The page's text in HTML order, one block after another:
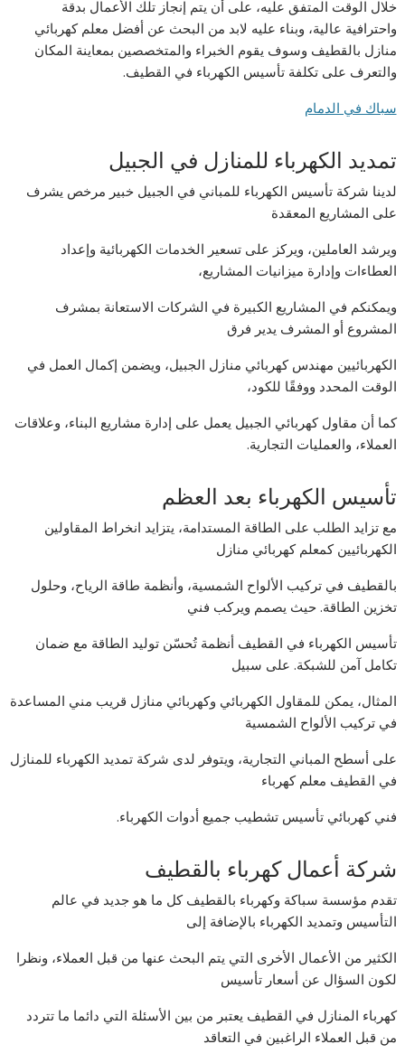
خلال الوقت المتفق عليه، على أن يتم إنجاز تلك الأعمال بدقة
واحترافية عالية، وبناء عليه لابد من البحث عن أفضل معلم كهربائي
منازل بالقطيف وسوف يقوم الخبراء والمتخصصين بمعاينة المكان
والتعرف على تكلفة تأسيس الكهرباء في القطيف.
سباك في الدمام
تمديد الكهرباء للمنازل في الجبيل
لدينا شركة تأسيس الكهرباء للمباني في الجبيل خبير مرخص يشرف
على المشاريع المعقدة
ويرشد العاملين، ويركز على تسعير الخدمات الكهربائية وإعداد
العطاءات وإدارة ميزانيات المشاريع،
ويمكنكم في المشاريع الكبيرة في الشركات الاستعانة بمشرف
المشروع أو المشرف يدير فرق
الكهربائيين مهندس كهربائي منازل الجبيل، ويضمن إكمال العمل في
الوقت المحدد ووفقًا للكود،
كما أن مقاول كهربائي الجبيل يعمل على إدارة مشاريع البناء، وعلاقات
العملاء، والعمليات التجارية.
تأسيس الكهرباء بعد العظم
مع تزايد الطلب على الطاقة المستدامة، يتزايد انخراط المقاولين
الكهربائيين كمعلم كهربائي منازل
بالقطيف في تركيب الألواح الشمسية، وأنظمة طاقة الرياح، وحلول
تخزين الطاقة. حيث يصمم ويركب فني
تأسيس الكهرباء في القطيف أنظمة تُحسّن توليد الطاقة مع ضمان
تكامل آمن للشبكة. على سبيل
المثال، يمكن للمقاول الكهربائي وكهربائي منازل قريب مني المساعدة
في تركيب الألواح الشمسية
على أسطح المباني التجارية، ويتوفر لدى شركة تمديد الكهرباء للمنازل
في القطيف معلم كهرباء
فني كهربائي تأسيس تشطيب جميع أدوات الكهرباء.
شركة أعمال كهرباء بالقطيف
تقدم مؤسسة سباكة وكهرباء بالقطيف كل ما هو جديد في عالم
التأسيس وتمديد الكهرباء بالإضافة إلى
الكثير من الأعمال الأخرى التي يتم البحث عنها من قبل العملاء، ونظرا
لكون السؤال عن أسعار تأسيس
كهرباء المنازل في القطيف يعتبر من بين الأسئلة التي دائما ما تتردد
من قبل العملاء الراغبين في التعاقد